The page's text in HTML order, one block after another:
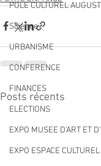
POLE CULTUREL
Science
URBANISME
CONFERENCE
FINANCES
ELECTIONS
EXPO MUSEE D'ART ET
EXPO ESPACE
Posts récents